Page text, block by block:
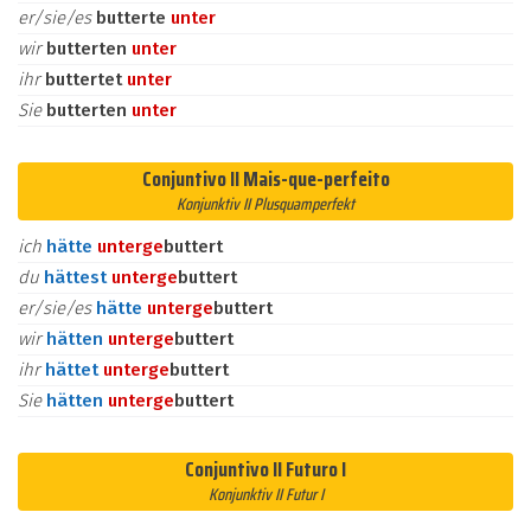
er/sie/es butterte unter
wirbutterten unter
ihrbuttertet unter
Sie butterten unter
Conjuntivo II Mais-que-perfeito
Konjunktiv II Plusquamperfekt
ich hätte untergebuttert
du hättest untergebuttert
er/sie/es hätte untergebuttert
wirhätten untergebuttert
ihrhättet untergebuttert
Sie hätten untergebuttert
Conjuntivo II Futuro I
Konjunktiv II Futur I